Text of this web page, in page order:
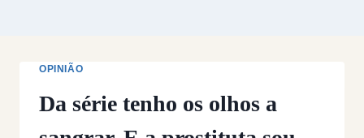
OPINIÃO
Da série tenho os olhos a